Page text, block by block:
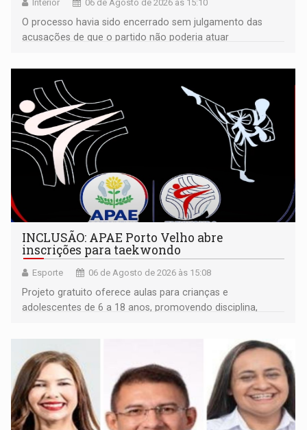
Interior 06 de Agosto de 2026 às 15:10
O processo havia sido encerrado sem julgamento das
acusações de que o partido não poderia atuar
INCLUSÃO: APAE Porto Velho abre
inscrições para taekwondo
Esporte 06 de Agosto de 2026 às 15:08
Projeto gratuito oferece aulas para crianças e
adolescentes de 6 a 18 anos, promovendo disciplina,